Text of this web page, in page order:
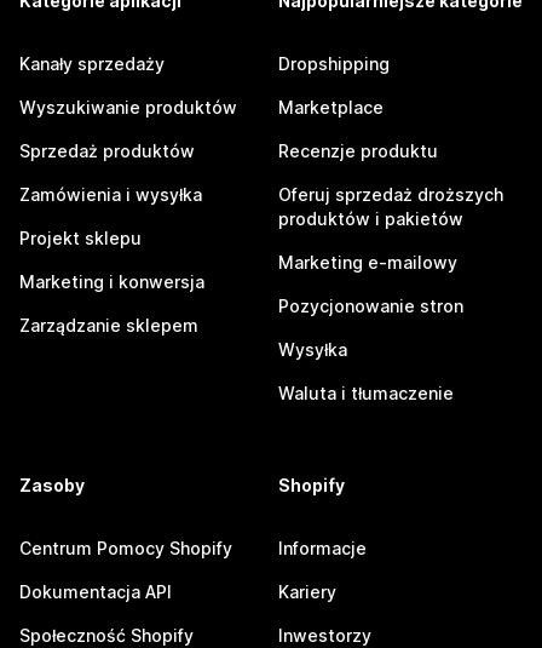
Kanały sprzedaży
Wyszukiwanie produktów
Sprzedaż produktów
Zamówienia i wysyłka
Projekt sklepu
Marketing i konwersja
Zarządzanie sklepem
Dropshipping
Marketplace
Recenzje produktu
Oferuj sprzedaż droższych
produktów i pakietów
Marketing e-mailowy
Pozycjonowanie stron
Wysyłka
Waluta i tłumaczenie
Zasoby
Centrum Pomocy Shopify
Dokumentacja API
Społeczność Shopify
Shopify
Informacje
Kariery
Inwestorzy